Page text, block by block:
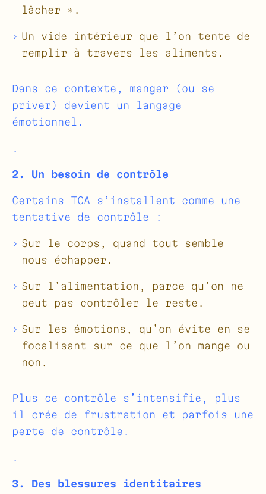
lâcher ».
Un vide intérieur que l’on tente de
remplir à travers les aliments.
Dans ce contexte, manger (ou se
priver) devient un langage
émotionnel.
.
2. Un besoin de contrôle
Certains TCA s’installent comme une
tentative de contrôle :
Sur le corps, quand tout semble
nous échapper.
Sur l’alimentation, parce qu’on ne
peut pas contrôler le reste.
Sur les émotions, qu’on évite en se
focalisant sur ce que l’on mange ou
non.
Plus ce contrôle s’intensifie, plus
il crée de frustration et parfois une
perte de contrôle.
.
3. Des blessures identitaires